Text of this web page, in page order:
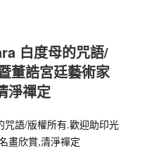
白度母的咒語/
董誥宮廷藝術家
淨禪定
語/版權所有.歡迎助印光
畫欣賞,清淨禪定